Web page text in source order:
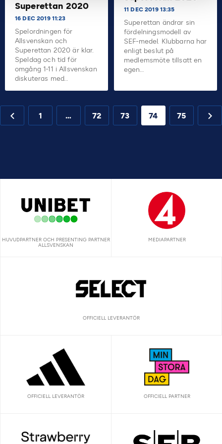
Superettan 2020
16 DEC 2019 11:23
Spelordningen för
Allsvenskan och
Superettan 2020 är klar.
Speldag och tid för
omgång 1-11 i Allsvenskan
diskuteras med…
11 DEC 2019 13:35
Superettan ändrar sin
fördelningsmodell av
SEF-medel. Klubbarna har
enligt beslut på
medlemsmöte tillsatt en
egen…
1 … 72 73 74 75
HUVUDPARTNER OCH PRESENTING PARTNER
ALLSVENSKAN
MEDIAPARTNER
OFFICIELL LEVERANTÖR
OFFICIELL LEVERANTÖR OFFICIELL PARTNER